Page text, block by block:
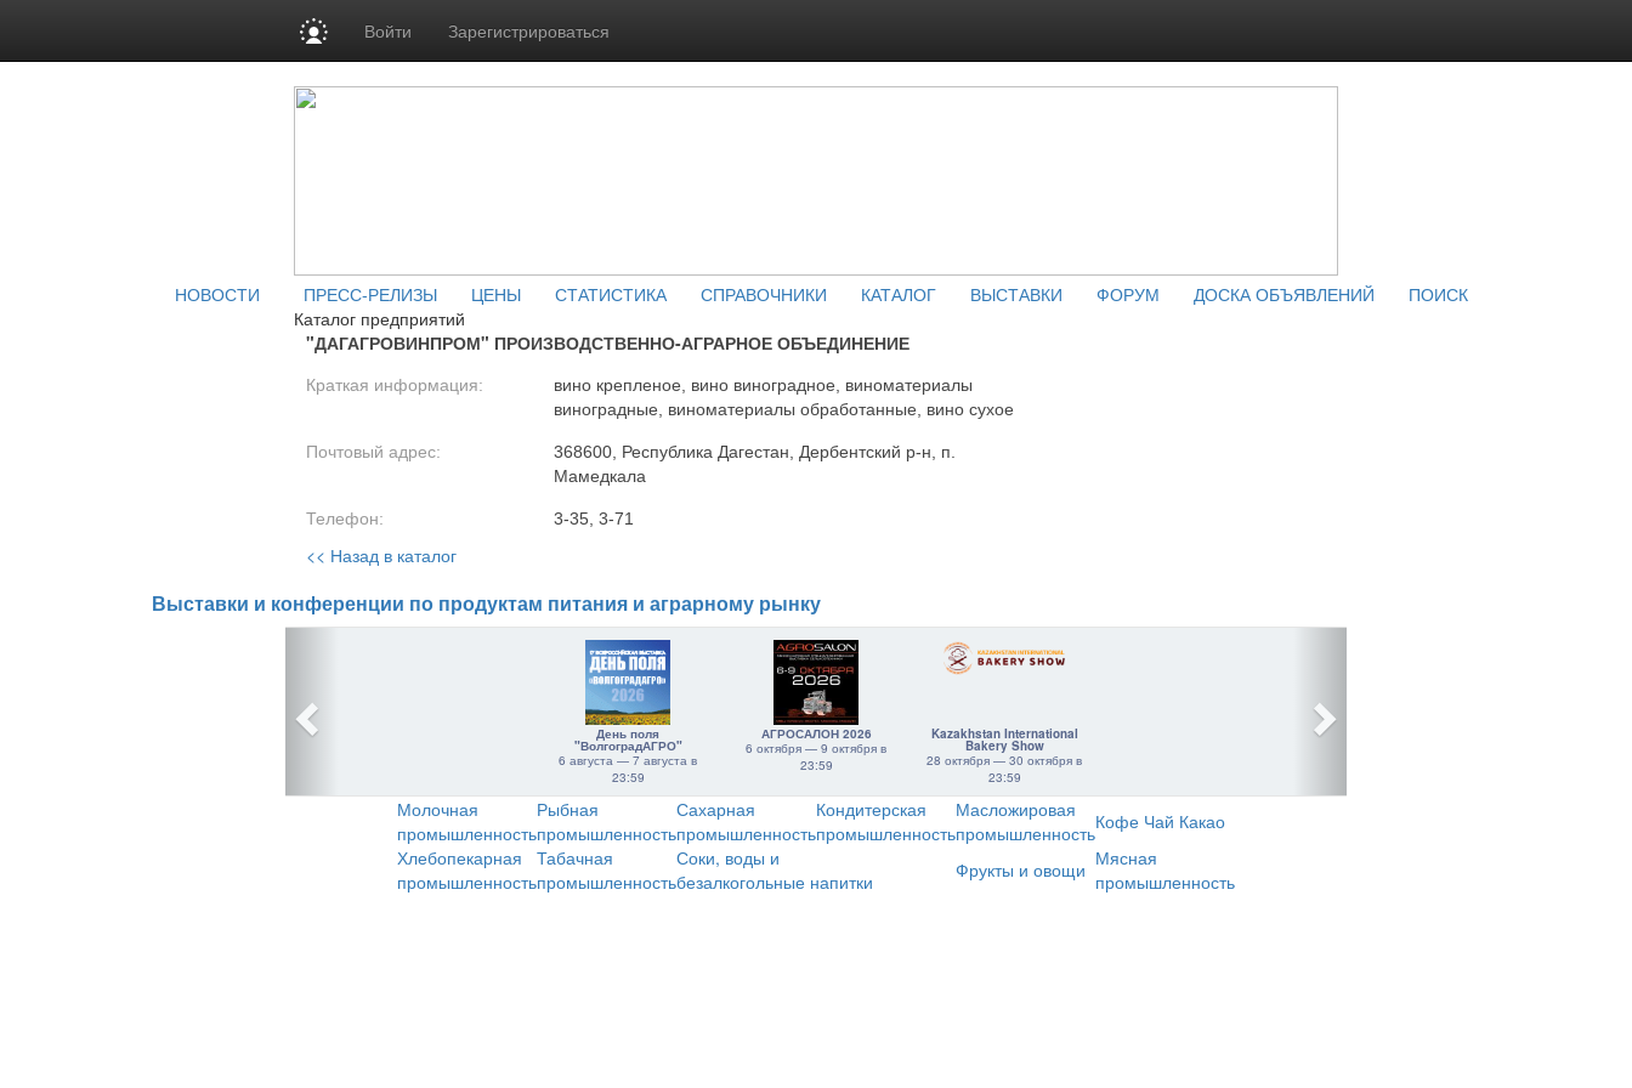
Войти Зарегистрироваться
НОВОСТИ ПРЕСС-РЕЛИЗЫ ЦЕНЫ СТАТИСТИКА СПРАВОЧНИКИ КАТАЛОГ ВЫСТАВКИ ФОРУМ ДОСКА ОБЪЯВЛЕНИЙ
ПОИСК
Каталог предприятий
"ДАГАГРОВИНПРОМ" ПРОИЗВОДСТВЕННО-АГРАРНОЕ ОБЪЕДИНЕНИЕ
Краткая информация:
вино крепленое, вино виноградное, виноматериалы
виноградные, виноматериалы обработанные, вино сухое
Почтовый адрес:
368600, Республика Дагестан, Дербентский р-н, п.
Мамедкала
Телефон: 3-35, 3-71
<< Назад в каталог
Выставки и конференции по продуктам питания и аграрному рынку
День поля
"ВолгоградАГРО"
6 августа — 7 августа в
23:59
АГРОСАЛОН 2026
6 октября — 9 октября в
23:59
Kazakhstan International
Bakery Show
28 октября — 30 октября в
23:59
Молочная
промышленность
Рыбная
промышленность
Сахарная
промышленность
Кондитерская
промышленность
Масложировая
промышленностьКофе Чай Какао
Хлебопекарная
промышленность
Табачная
промышленность
Соки, воды и
безалкогольные напитки
Фрукты и овощи Мясная
промышленность